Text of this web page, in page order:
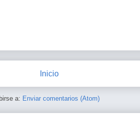
Inicio
a: Enviar comentarios (Atom)